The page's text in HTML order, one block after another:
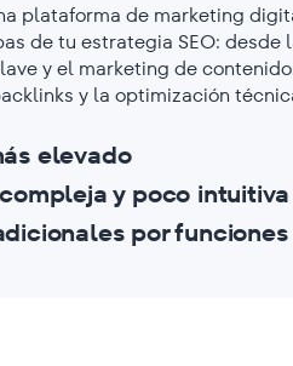
plataforma de marketing
de tu estrategia SEO: desde
y el marketing de
y la optimización
elevado
y poco intuitiva
por